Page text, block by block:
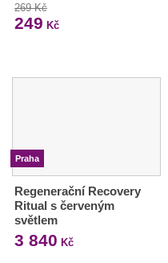
269 Kč
249 Kč
Praha
Regenerační Recovery
Ritual s červeným
světlem
3 840 Kč